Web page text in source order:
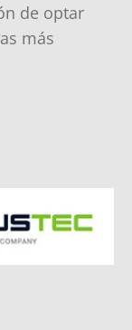
de optar
más